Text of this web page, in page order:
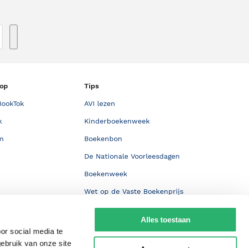
social media te
van onze site
Alles toestaan
Tips
AVI lezen
Kinderboekenweek
Boekenbon
De Nationale Voorleesdagen
Boekenweek
Wet op de Vaste Boekenprijs
Winacties